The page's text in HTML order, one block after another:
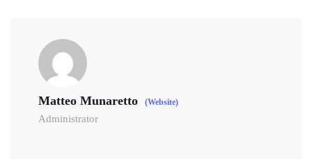
Matteo Munaretto (Website)
Administrator